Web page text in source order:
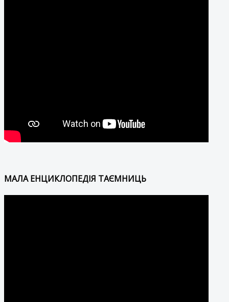
МАЛА ЕНЦИКЛОПЕДІЯ ТАЄМНИЦЬ